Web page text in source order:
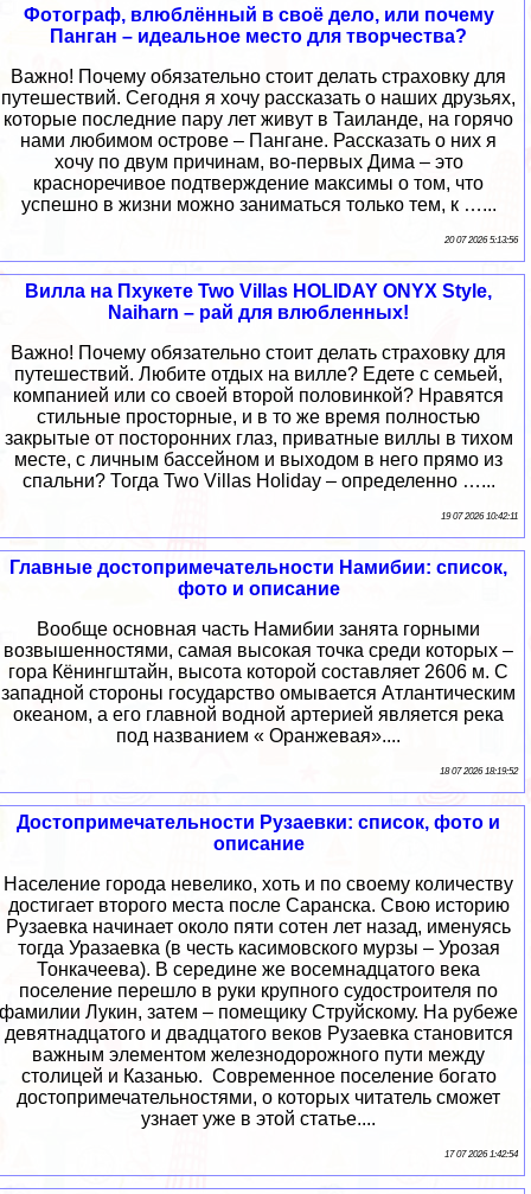
Фотограф, влюблённый в своё дело, или почему
Панган – идеальное место для творчества?
Важно! Почему обязательно стоит делать страховку для
путешествий. Сегодня я хочу рассказать о наших друзьях,
которые последние пару лет живут в Таиланде, на горячо
нами любимом острове – Пангане. Рассказать о них я
хочу по двум причинам, во-первых Дима – это
красноречивое подтверждение максимы о том, что
успешно в жизни можно заниматься только тем, к …...
20 07 2026 5:13:56
Вилла на Пхукете Two Villas HOLIDAY ONYX Style,
Naiharn – рай для влюбленных!
Важно! Почему обязательно стоит делать страховку для
путешествий. Любите отдых на вилле? Едете с семьей,
компанией или со своей второй половинкой? Нравятся
стильные просторные, и в то же время полностью
закрытые от посторонних глаз, приватные виллы в тихом
месте, с личным бассейном и выходом в него прямо из
спальни? Тогда Two Villas Holiday – определенно …...
19 07 2026 10:42:11
Главные достопримечательности Намибии: список,
фото и описание
Вообще основная часть Намибии занята горными
возвышенностями, самая высокая точка среди которых –
гора Кёнингштайн, высота которой составляет 2606 м. С
западной стороны государство омывается Атлантическим
океаном, а его главной водной артерией является река
под названием « Оранжевая»....
18 07 2026 18:19:52
Достопримечательности Рузаевки: список, фото и
описание
Население города невелико, хоть и по своему количеству
достигает второго места после Саранска. Свою историю
Рузаевка начинает около пяти сотен лет назад, именуясь
тогда Уразаевка (в честь касимовского мурзы – Урозая
Тонкачеева). В середине же восемнадцатого века
поселение перешло в руки крупного судостроителя по
фамилии Лукин, затем – помещику Струйскому. На рубеже
девятнадцатого и двадцатого веков Рузаевка становится
важным элементом железнодорожного пути между
столицей и Казанью. Современное поселение богато
достопримечательностями, о которых читатель сможет
узнает уже в этой статье....
17 07 2026 1:42:54